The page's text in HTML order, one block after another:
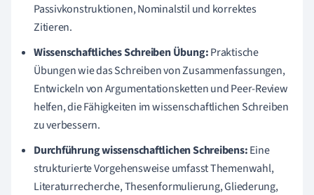
Passivkonstruktionen, Nominalstil und korrektes
Zitieren.
Wissenschaftliches Schreiben Übung:Praktische
Übungen wie das Schreiben von Zusammenfassungen,
Entwickeln von Argumentationsketten und Peer-Review
helfen, die Fähigkeiten im wissenschaftlichen Schreiben
zu verbessern.
Durchführung wissenschaftlichen Schreibens:Eine
strukturierte Vorgehensweise umfasst Themenwahl,
Literaturrecherche, Thesenformulierung, Gliederung,